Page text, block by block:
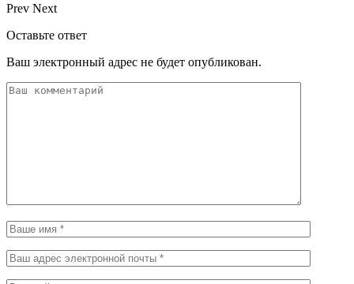
Prev Next
Оставьте ответ
Ваш электронный адрес не будет опубликован.